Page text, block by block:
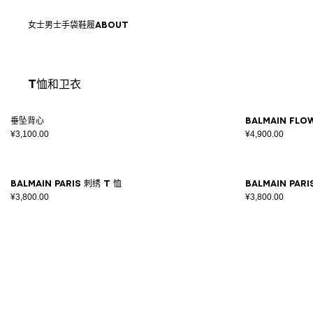
女士男士手袋鞋履ABOUT
T恤和卫衣
垂坠背心
¥3,100.00
Balmain
¥4,900.00
Balmain Paris 刺绣 T 恤
¥3,800.00
Balmain Paris
¥3,800.00